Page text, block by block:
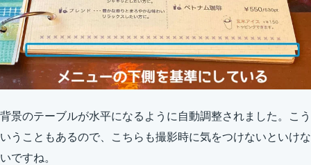
背景のテーブルが水平になるように自動調整されました。こう
いうこともあるので、こちらも撮影時に気をつけないといけな
いですね。